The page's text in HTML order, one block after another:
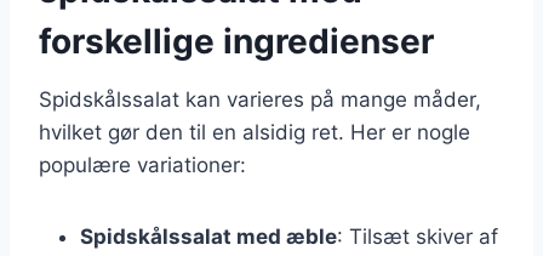
forskellige ingredienser
Spidskålssalat kan varieres på mange måder,
hvilket gør den til en alsidig ret. Her er nogle
populære variationer:
Spidskålssalat med æble: Tilsæt skiver af